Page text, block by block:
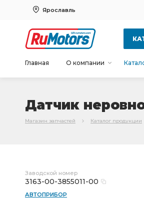
Ярославль
Главная О компании
Датчик
Магазин запчастей Каталог продукции
Заводской номер
3163-00-3855011-00
АВТОПРИБОР